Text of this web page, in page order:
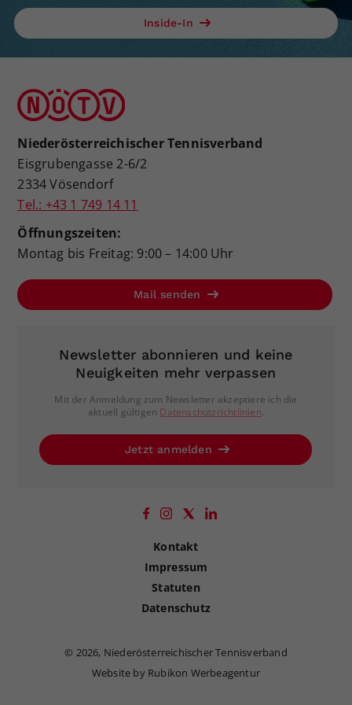
Alissa Aigner
Inside-In
Niederösterreichischer Tennisverband
Eisgrubengasse 2-6/2
2334 Vösendorf
Tel.: +43 1 749 14 11
Öffnungszeiten:
Montag bis Freitag: 9:00 – 14:00 Uhr
Mail senden
Newsletter abonnieren und keine
Neuigkeiten mehr verpassen
Mit der Anmeldung zum Newsletter akzeptiere ich die
aktuell gültigen Datenschutzrichtlinien.
Jetzt anmelden
Kontakt
Impressum
Statuten
Datenschutz
© 2026, Niederösterreichischer Tennisverband
Website by Rubikon Werbeagentur